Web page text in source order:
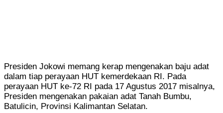
Presiden Jokowi memang kerap mengenakan baju adat
dalam tiap perayaan HUT kemerdekaan RI. Pada
perayaan HUT ke-72 RI pada 17 Agustus 2017 misalnya,
Presiden mengenakan pakaian adat Tanah Bumbu,
Batulicin, Provinsi Kalimantan Selatan.